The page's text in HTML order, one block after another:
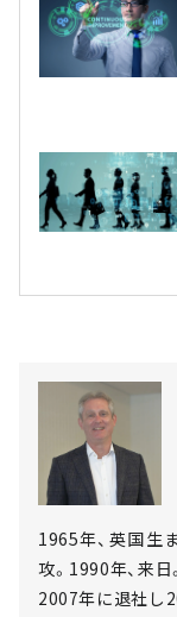
1965年、英国生
攻。1990年、来
2007年に退社し